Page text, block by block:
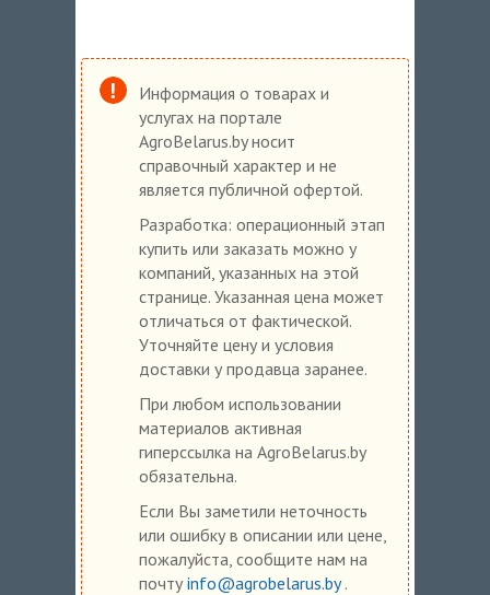
Информация о товарах и
услугах на портале
AgroBelarus.by носит
справочный характер и не
является публичной офертой.
Разработка: операционный этап
купить или заказать можно у
компаний, указанных на этой
странице. Указанная цена может
отличаться от фактической.
Уточняйте цену и условия
доставки у продавца заранее.
При любом использовании
материалов активная
гиперссылка на AgroBelarus.by
обязательна.
Если Вы заметили неточность
или ошибку в описании или цене,
пожалуйста, сообщите нам на
почту info@agrobelarus.by.